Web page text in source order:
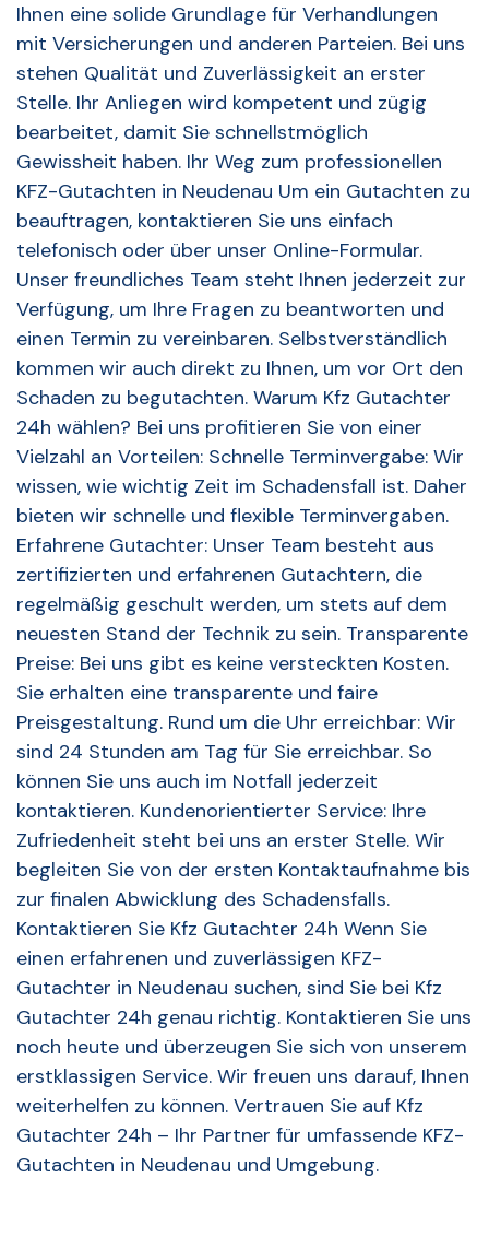
Ihnen eine solide Grundlage für Verhandlungen
mit Versicherungen und anderen Parteien. Bei uns
stehen Qualität und Zuverlässigkeit an erster
Stelle. Ihr Anliegen wird kompetent und zügig
bearbeitet, damit Sie schnellstmöglich
Gewissheit haben. Ihr Weg zum professionellen
KFZ-Gutachten in Neudenau Um ein Gutachten zu
beauftragen, kontaktieren Sie uns einfach
telefonisch oder über unser Online-Formular.
Unser freundliches Team steht Ihnen jederzeit zur
Verfügung, um Ihre Fragen zu beantworten und
einen Termin zu vereinbaren. Selbstverständlich
kommen wir auch direkt zu Ihnen, um vor Ort den
Schaden zu begutachten. Warum Kfz Gutachter
24h wählen? Bei uns profitieren Sie von einer
Vielzahl an Vorteilen: Schnelle Terminvergabe: Wir
wissen, wie wichtig Zeit im Schadensfall ist. Daher
bieten wir schnelle und flexible Terminvergaben.
Erfahrene Gutachter: Unser Team besteht aus
zertifizierten und erfahrenen Gutachtern, die
regelmäßig geschult werden, um stets auf dem
neuesten Stand der Technik zu sein. Transparente
Preise: Bei uns gibt es keine versteckten Kosten.
Sie erhalten eine transparente und faire
Preisgestaltung. Rund um die Uhr erreichbar: Wir
sind 24 Stunden am Tag für Sie erreichbar. So
können Sie uns auch im Notfall jederzeit
kontaktieren. Kundenorientierter Service: Ihre
Zufriedenheit steht bei uns an erster Stelle. Wir
begleiten Sie von der ersten Kontaktaufnahme bis
zur finalen Abwicklung des Schadensfalls.
Kontaktieren Sie Kfz Gutachter 24h Wenn Sie
einen erfahrenen und zuverlässigen KFZ-
Gutachter in Neudenau suchen, sind Sie bei Kfz
Gutachter 24h genau richtig. Kontaktieren Sie uns
noch heute und überzeugen Sie sich von unserem
erstklassigen Service. Wir freuen uns darauf, Ihnen
weiterhelfen zu können. Vertrauen Sie auf Kfz
Gutachter 24h – Ihr Partner für umfassende KFZ-
Gutachten in Neudenau und Umgebung.